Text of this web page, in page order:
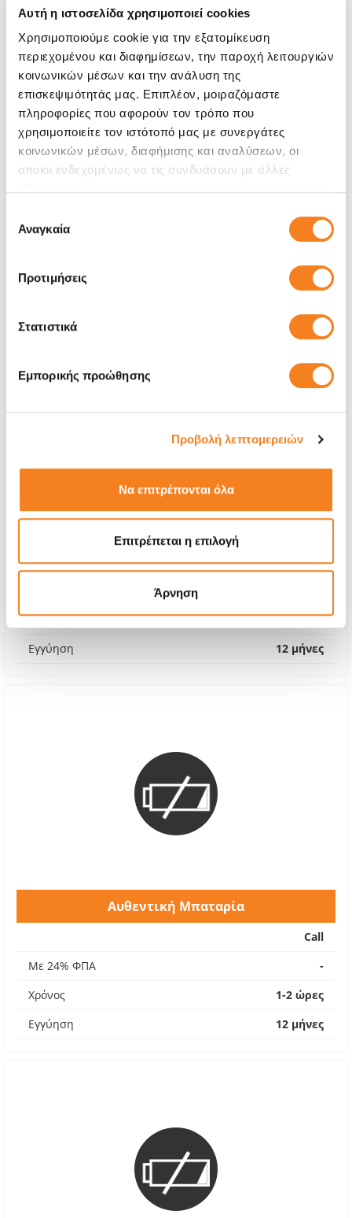
Αυτή η ιστοσελίδα χρησιμοποιεί cookies
Χρησιμοποιούμε cookie για την εξατομίκευση
περιεχομένου και διαφημίσεων, την παροχή λειτουργιών
κοινωνικών μέσων και την ανάλυση της
επισκεψιμότητάς μας. Επιπλέον, μοιραζόμαστε
πληροφορίες που αφορούν τον τρόπο που
χρησιμοποιείτε τον ιστότοπό μας με συνεργάτες
κοινωνικών μέσων, διαφήμισης και αναλύσεων, οι
οποίοι ενδεχομένως να τις συνδυάσουν με άλλες
των υπηρεσιών τους.
συγκατάθεσης
Αναγκαία
Προτιμήσεις
Στατιστικά
Εμπορικής προώθησης
Προβολή λεπτομερειών
Να επιτρέπονται όλα
Επιτρέπεται η επιλογή
Άρνηση
Αυθεντική Οθόνη
-
1-2 ώρες
Εγγύηση
12 μήνες
€48,38
Χρόνος
1-2 ώρες
Εγγύηση
12 μήνες
Αυθεντική Μπαταρία
Call
Με 24% ΦΠΑ
-
Χρόνος
1-2 ώρες
Εγγύηση
12 μήνες